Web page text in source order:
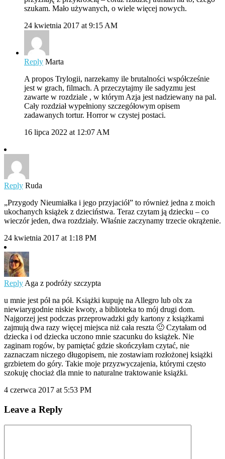
szukam. Mało używanych, o wiele więcej nowych.
24 kwietnia 2017 at 9:15 AM
Reply Marta
A propos Trylogii, narzekamy ile brutalności współcześnie
jest w grach, filmach. A przeczytajmy ile sadyzmu jest
zawarte w rozdziale , w którym Azja jest nadziewany na pal.
Cały rozdział wypełniony szczegółowym opisem
zadawanych tortur. Horror w czystej postaci.
16 lipca 2022 at 12:07 AM
Reply Ruda
„Przygody Nieumiałka i jego przyjaciół” to również jedna z moich
ukochanych książek z dzieciństwa. Teraz czytam ją dziecku – co
wieczór jeden, dwa rozdziały. Właśnie zaczynamy trzecie okrążenie.
24 kwietnia 2017 at 1:18 PM
Reply Aga z podróży szczypta
u mnie jest pół na pół. Książki kupuję na Allegro lub olx za
niewiarygodnie niskie kwoty, a biblioteka to mój drugi dom.
Najgorzej jest podczas przeprowadzki gdy kartony z książkami
zajmują dwa razy więcej miejsca niż cała reszta 🙂 Czytałam od
dziecka i od dziecka uczono mnie szacunku do książek. Nie
zaginam rogów, by pamiętać gdzie skończyłam czytać, nie
zaznaczam niczego długopisem, nie zostawiam rozłożonej książki
grzbietem do góry. Takie moje przyzwyczajenia, którymi często
szokuję chociaż dla mnie to naturalne traktowanie książki.
4 czerwca 2017 at 5:53 PM
Leave a Reply